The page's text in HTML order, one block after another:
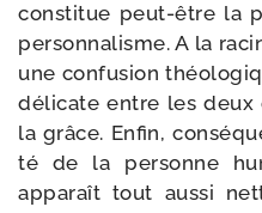
consti­tue peut-​être la
per­son­na­lisme. A la
une confu­sion
déli­cate entre les
la grâce. Enfin,
té de la per­sonne
appa­raît tout aus­si